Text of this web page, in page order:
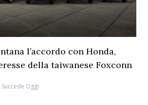
l’accordo con Honda,
della taiwanese Foxconn
Succede Oggi